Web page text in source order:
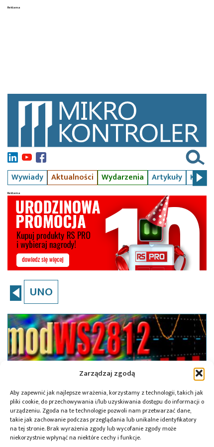
Zarządzaj zgodą
Aby zapewnić jak najlepsze wrażenia, korzystamy z technologii, takich jak
pliki cookie, do przechowywania i/lub uzyskiwania dostępu do informacji o
urządzeniu. Zgoda na te technologie pozwoli nam przetwarzać dane,
takie jak zachowanie podczas przeglądania lub unikalne identyfikatory
na tej stronie. Brak wyrażenia zgody lub wycofanie zgody może
niekorzystnie wpłynąć na niektóre cechy i funkcje.
Wywiady Aktualności Wydarzenia Artykuły Kursy
UNO